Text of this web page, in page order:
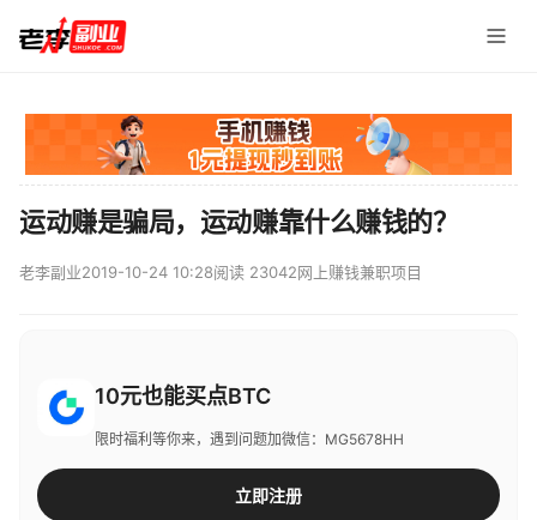
运动赚是骗局，运动赚靠什么赚钱的？
老李副业2019-10-24 10:28阅读 23042网上赚钱兼职项目
10元也能买点BTC
限时福利等你来，遇到问题加微信：MG5678HH
立即注册